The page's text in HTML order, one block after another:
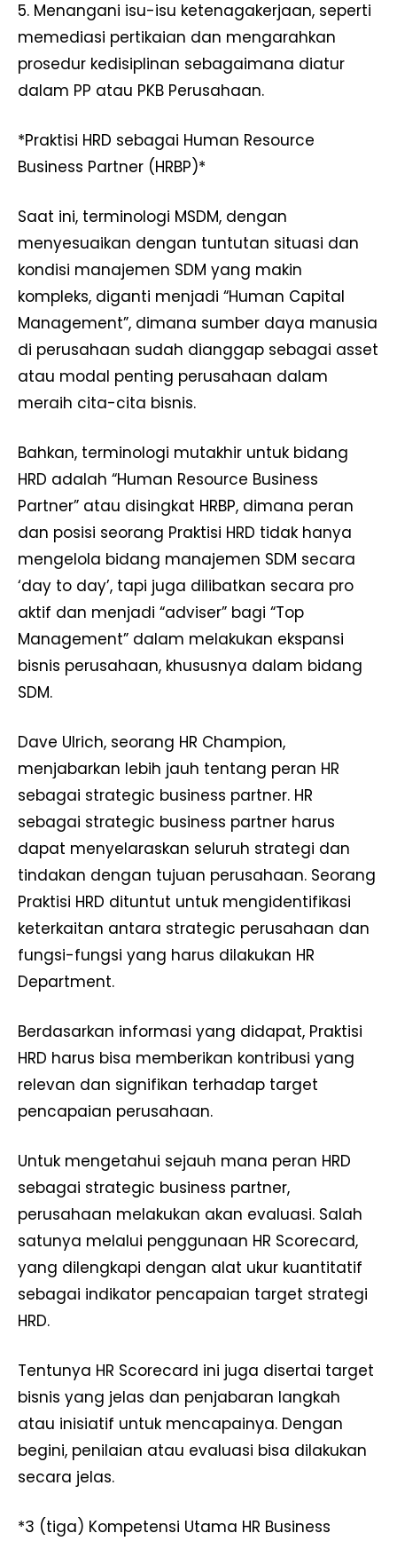
5. Menangani isu-isu ketenagakerjaan, seperti
memediasi pertikaian dan mengarahkan
prosedur kedisiplinan sebagaimana diatur
dalam PP atau PKB Perusahaan.
*Praktisi HRD sebagai Human Resource
Business Partner (HRBP)*
Saat ini, terminologi MSDM, dengan
menyesuaikan dengan tuntutan situasi dan
kondisi manajemen SDM yang makin
kompleks, diganti menjadi “Human Capital
Management”, dimana sumber daya manusia
di perusahaan sudah dianggap sebagai asset
atau modal penting perusahaan dalam
meraih cita-cita bisnis.
Bahkan, terminologi mutakhir untuk bidang
HRD adalah “Human Resource Business
Partner” atau disingkat HRBP, dimana peran
dan posisi seorang Praktisi HRD tidak hanya
mengelola bidang manajemen SDM secara
‘day to day’, tapi juga dilibatkan secara pro
aktif dan menjadi “adviser” bagi “Top
Management” dalam melakukan ekspansi
bisnis perusahaan, khususnya dalam bidang
SDM.
Dave Ulrich, seorang HR Champion,
menjabarkan lebih jauh tentang peran HR
sebagai strategic business partner. HR
sebagai strategic business partner harus
dapat menyelaraskan seluruh strategi dan
tindakan dengan tujuan perusahaan. Seorang
Praktisi HRD dituntut untuk mengidentifikasi
keterkaitan antara strategic perusahaan dan
fungsi-fungsi yang harus dilakukan HR
Department.
Berdasarkan informasi yang didapat, Praktisi
HRD harus bisa memberikan kontribusi yang
relevan dan signifikan terhadap target
pencapaian perusahaan.
Untuk mengetahui sejauh mana peran HRD
sebagai strategic business partner,
perusahaan melakukan akan evaluasi. Salah
satunya melalui penggunaan HR Scorecard,
yang dilengkapi dengan alat ukur kuantitatif
sebagai indikator pencapaian target strategi
HRD.
Tentunya HR Scorecard ini juga disertai target
bisnis yang jelas dan penjabaran langkah
atau inisiatif untuk mencapainya. Dengan
begini, penilaian atau evaluasi bisa dilakukan
secara jelas.
*3 (tiga) Kompetensi Utama HR Business